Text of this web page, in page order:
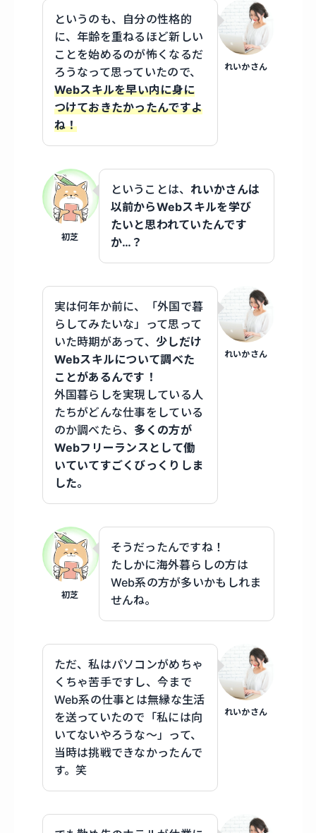
れいかさん
というのも、自分の性格的
に、年齢を重ねるほど新しい
ことを始めるのが怖くなるだ
ろうなって思っていたので、
Webスキルを早い内に身に
つけておきたかったんですよ
ね！
初芝
ということは、 れいかさんは
以前からWebスキルを学び
たいと思われていたんです
か…？
れいかさん
実は何年か前に、「外国で暮
らしてみたいな」って思って
いた時期があって、少しだけ
Webスキルについて調べた
ことがあるんです！
外国暮らしを実現している人
たちがどんな仕事をしている
のか調べたら、 多くの方が
Webフリーランスとして働
いていてすごくびっくりしま
した。
初芝
そうだったんですね！
たしかに海外暮らしの方は
Web系の方が多いかもしれま
せんね。
れいかさん
ただ、私はパソコンがめちゃ
くちゃ苦手ですし、今まで
Web系の仕事とは無縁な生活
を送っていたので「私には向
いてないやろうな〜」って、
当時は挑戦できなかったんで
す。笑